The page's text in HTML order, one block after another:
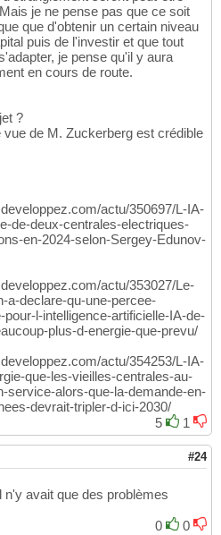
je ne pense pas que ce soit
que d'obtenir un certain niveau
puis de l'investir et que tout
je pense qu'il y aura
en cours de route.
?
de M. Zuckerberg est crédible
actu/350697/L-IA-
de-deux-centrales-electriques-
en-2024-selon-Sergey-Edunov-
actu/353027/Le-
a-declare-qu-une-percee-
l-intelligence-artificielle-IA-de-
plus-d-energie-que-prevu/
actu/354253/L-IA-
que-les-vieilles-centrales-au-
service-alors-que-la-demande-en-
devrait-tripler-d-ici-2030/
5
1
#24
avait que des problèmes
0
0